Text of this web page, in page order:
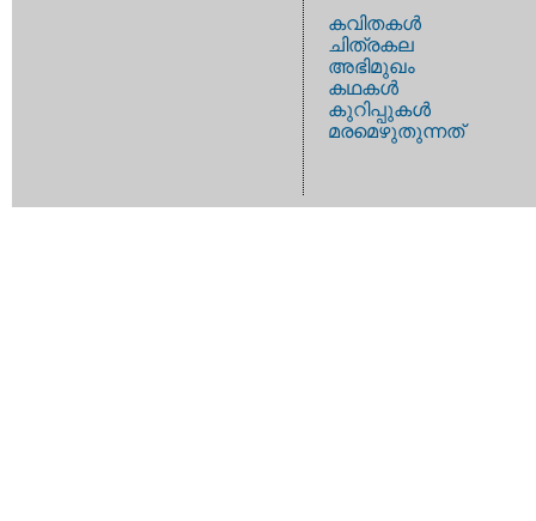
കവിതകള്‍
ചിത്രകല
അഭിമുഖം
കഥകള്‍
കുറിപ്പുകള്‍
മരമെഴുതുന്നത്